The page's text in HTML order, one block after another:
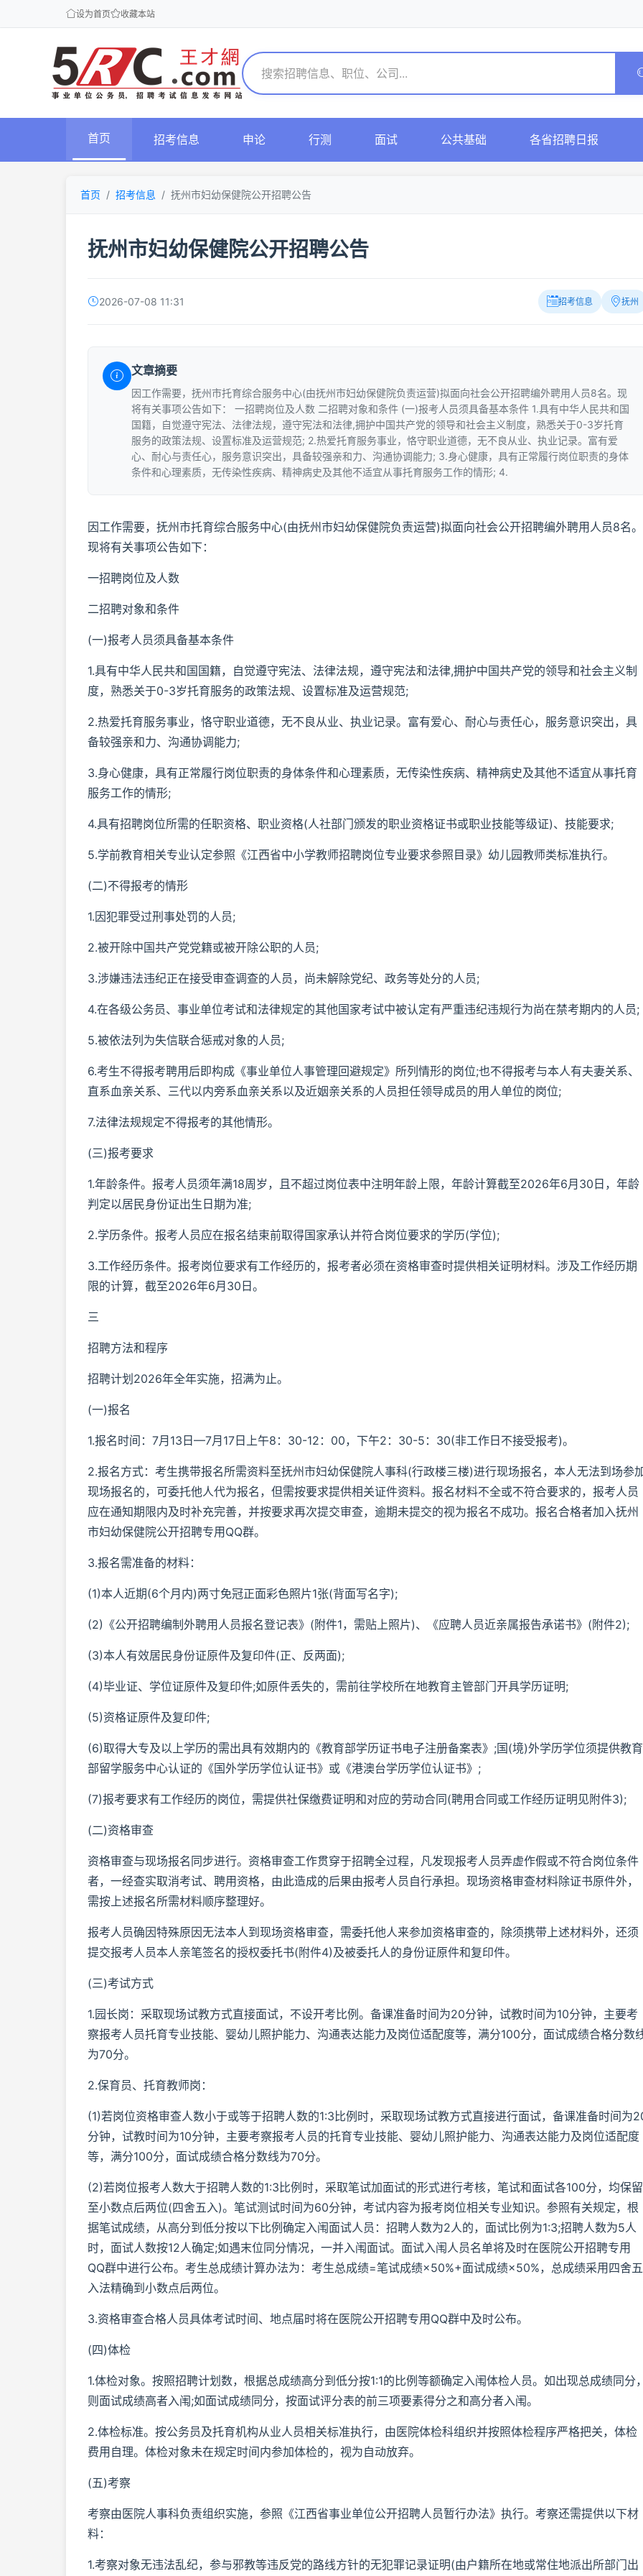
设为首页 收藏本站
首页 招考信息 申论 行测 面试 公共基础 各省招聘日报
首页 招考信息 抚州市妇幼保健院公开招聘公告
抚州市妇幼保健院公开招聘公告
2026-07-08 11:31 招考信息 抚州
文章摘要
因工作需要，抚州市托育综合服务中心(由抚州市妇幼保健院负责运营)拟面向社会公开招聘编外聘用人员8名。现
将有关事项公告如下： 一招聘岗位及人数 二招聘对象和条件 (一)报考人员须具备基本条件 1.具有中华人民共和国
国籍，自觉遵守宪法、法律法规，遵守宪法和法律,拥护中国共产党的领导和社会主义制度，熟悉关于0-3岁托育
服务的政策法规、设置标准及运营规范; 2.热爱托育服务事业，恪守职业道德，无不良从业、执业记录。富有爱
心、耐心与责任心，服务意识突出，具备较强亲和力、沟通协调能力; 3.身心健康，具有正常履行岗位职责的身体
条件和心理素质，无传染性疾病、精神病史及其他不适宜从事托育服务工作的情形; 4.
因工作需要，抚州市托育综合服务中心(由抚州市妇幼保健院负责运营)拟面向社会公开招聘编外聘用人员8名。
现将有关事项公告如下：
一招聘岗位及人数
二招聘对象和条件
(一)报考人员须具备基本条件
1.具有中华人民共和国国籍，自觉遵守宪法、法律法规，遵守宪法和法律,拥护中国共产党的领导和社会主义制
度，熟悉关于0-3岁托育服务的政策法规、设置标准及运营规范;
2.热爱托育服务事业，恪守职业道德，无不良从业、执业记录。富有爱心、耐心与责任心，服务意识突出，具
备较强亲和力、沟通协调能力;
3.身心健康，具有正常履行岗位职责的身体条件和心理素质，无传染性疾病、精神病史及其他不适宜从事托育
服务工作的情形;
4.具有招聘岗位所需的任职资格、职业资格(人社部门颁发的职业资格证书或职业技能等级证)、技能要求;
5.学前教育相关专业认定参照《江西省中小学教师招聘岗位专业要求参照目录》幼儿园教师类标准执行。
(二)不得报考的情形
1.因犯罪受过刑事处罚的人员;
2.被开除中国共产党党籍或被开除公职的人员;
3.涉嫌违法违纪正在接受审查调查的人员，尚未解除党纪、政务等处分的人员;
4.在各级公务员、事业单位考试和法律规定的其他国家考试中被认定有严重违纪违规行为尚在禁考期内的人员;
5.被依法列为失信联合惩戒对象的人员;
6.考生不得报考聘用后即构成《事业单位人事管理回避规定》所列情形的岗位;也不得报考与本人有夫妻关系、
直系血亲关系、三代以内旁系血亲关系以及近姻亲关系的人员担任领导成员的用人单位的岗位;
7.法律法规规定不得报考的其他情形。
(三)报考要求
1.年龄条件。报考人员须年满18周岁，且不超过岗位表中注明年龄上限，年龄计算截至2026年6月30日，年龄
判定以居民身份证出生日期为准;
2.学历条件。报考人员应在报名结束前取得国家承认并符合岗位要求的学历(学位);
3.工作经历条件。报考岗位要求有工作经历的，报考者必须在资格审查时提供相关证明材料。涉及工作经历期
限的计算，截至2026年6月30日。
三
招聘方法和程序
招聘计划2026年全年实施，招满为止。
(一)报名
1.报名时间：7月13日—7月17日上午8：30-12：00，下午2：30-5：30(非工作日不接受报考)。
2.报名方式：考生携带报名所需资料至抚州市妇幼保健院人事科(行政楼三楼)进行现场报名，本人无法到场参
现场报名的，可委托他人代为报名，但需按要求提供相关证件资料。报名材料不全或不符合要求的，报考人员
应在通知期限内及时补充完善，并按要求再次提交审查，逾期未提交的视为报名不成功。报名合格者加入抚州
市妇幼保健院公开招聘专用QQ群。
3.报名需准备的材料：
(1)本人近期(6个月内)两寸免冠正面彩色照片1张(背面写名字);
(2)《公开招聘编制外聘用人员报名登记表》(附件1，需贴上照片)、《应聘人员近亲属报告承诺书》(附件2);
(3)本人有效居民身份证原件及复印件(正、反两面);
(4)毕业证、学位证原件及复印件;如原件丢失的，需前往学校所在地教育主管部门开具学历证明;
(5)资格证原件及复印件;
(6)取得大专及以上学历的需出具有效期内的《教育部学历证书电子注册备案表》;国(境)外学历学位须提供教育
部留学服务中心认证的《国外学历学位认证书》或《港澳台学历学位认证书》;
(7)报考要求有工作经历的岗位，需提供社保缴费证明和对应的劳动合同(聘用合同或工作经历证明见附件3);
(二)资格审查
资格审查与现场报名同步进行。资格审查工作贯穿于招聘全过程，凡发现报考人员弄虚作假或不符合岗位条件
者，一经查实取消考试、聘用资格，由此造成的后果由报考人员自行承担。现场资格审查材料除证书原件外，
需按上述报名所需材料顺序整理好。
报考人员确因特殊原因无法本人到现场资格审查，需委托他人来参加资格审查的，除须携带上述材料外，还须
提交报考人员本人亲笔签名的授权委托书(附件4)及被委托人的身份证原件和复印件。
(三)考试方式
1.园长岗：采取现场试教方式直接面试，不设开考比例。备课准备时间为20分钟，试教时间为10分钟，主要考
察报考人员托育专业技能、婴幼儿照护能力、沟通表达能力及岗位适配度等，满分100分，面试成绩合格分数
为70分。
2.保育员、托育教师岗：
(1)若岗位资格审查人数小于或等于招聘人数的1:3比例时，采取现场试教方式直接进行面试，备课准备时间为
分钟，试教时间为10分钟，主要考察报考人员的托育专业技能、婴幼儿照护能力、沟通表达能力及岗位适配度
等，满分100分，面试成绩合格分数线为70分。
(2)若岗位报考人数大于招聘人数的1:3比例时，采取笔试加面试的形式进行考核，笔试和面试各100分，均保留
至小数点后两位(四舍五入)。笔试测试时间为60分钟，考试内容为报考岗位相关专业知识。参照有关规定，根
据笔试成绩，从高分到低分按以下比例确定入闱面试人员：招聘人数为2人的，面试比例为1:3;招聘人数为5人
时，面试人数按12人确定;如遇末位同分情况，一并入闱面试。面试入闱人员名单将及时在医院公开招聘专用
QQ群中进行公布。考生总成绩计算办法为：考生总成绩=笔试成绩×50%+面试成绩×50%，总成绩采用四舍五
入法精确到小数点后两位。
3.资格审查合格人员具体考试时间、地点届时将在医院公开招聘专用QQ群中及时公布。
(四)体检
1.体检对象。按照招聘计划数，根据总成绩高分到低分按1:1的比例等额确定入闱体检人员。如出现总成绩同分
则面试成绩高者入闱;如面试成绩同分，按面试评分表的前三项要素得分之和高分者入闱。
2.体检标准。按公务员及托育机构从业人员相关标准执行，由医院体检科组织并按照体检程序严格把关，体检
费用自理。体检对象未在规定时间内参加体检的，视为自动放弃。
(五)考察
考察由医院人事科负责组织实施，参照《江西省事业单位公开招聘人员暂行办法》执行。考察还需提供以下材
料：
1.考察对象无违法乱纪，参与邪教等违反党的路线方针的无犯罪记录证明(由户籍所在地或常住地派出所部门出